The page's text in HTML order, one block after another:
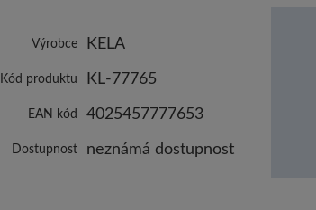
Výrobce KELA
Kód produktu KL-77765
EAN kód 4025457777653
Dostupnost neznámá dostupnost